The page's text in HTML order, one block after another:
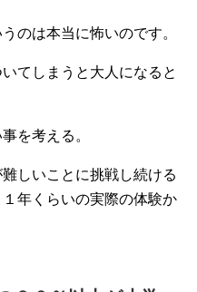
のは本当に怖いのです。
てしまうと大人になると
を考える。
しいことに挑戦し続ける
年くらいの実際の体験か